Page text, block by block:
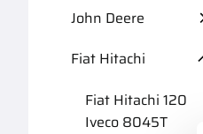
John Deere
Fiat Hitachi
Fiat Hitachi 120
Iveco 8045T